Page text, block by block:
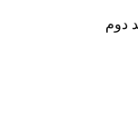
دوم